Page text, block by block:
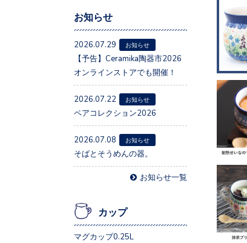
お知らせ
2026.07.29 お知らせ
【予告】Ceramika陶器市2026
オンラインストアでも開催！
2026.07.22 お知らせ
ペアコレクション2026
2026.07.08 お知らせ
そばとそうめんの器。
お知らせ一覧
カップ
マグカップ0.25L